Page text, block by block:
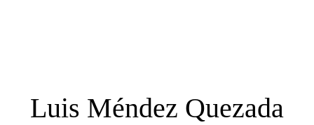
Luis Méndez Quezada